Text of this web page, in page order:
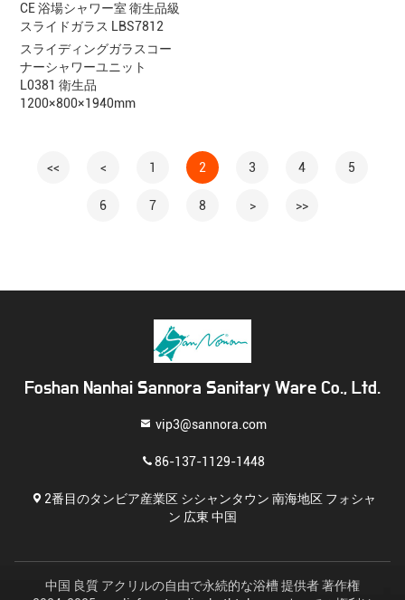
CE 浴場シャワー室 衛生品級
スライドガラス LBS7812
スライディングガラスコー
ナーシャワーユニット
L0381 衛生品
1200×800×1940mm
<< < 1 2 3 4 5
6 7 8 > >>
Foshan Nanhai Sannora Sanitary Ware Co., Ltd.
vip3@sannora.com
86-137-1129-1448
2番目のタンビア産業区 シシャンタウン 南海地区 フォシャ
ン 広東 中国
中国 良質 アクリルの自由で永続的な浴槽 提供者 著作権